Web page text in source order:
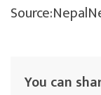
You can